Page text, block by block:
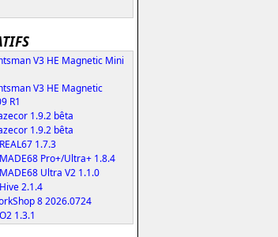
V3 HE Magnetic Mini
V3 HE Magnetic
R1
1.9.2 bêta
1.9.2 bêta
1.7.3
Pro+/Ultra+ 1.8.4
Ultra V2 1.1.0
2.1.4
8 2026.0724
1.3.1